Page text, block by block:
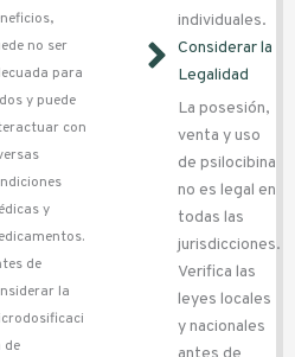
no ser
para
y puede
con
y
de
la
de
individuales.
Considerar la
Legalidad
La posesión,
venta y uso
de psilocibina
no es legal en
todas las
jurisdicciones.
Verifica las
leyes locales
y nacionales